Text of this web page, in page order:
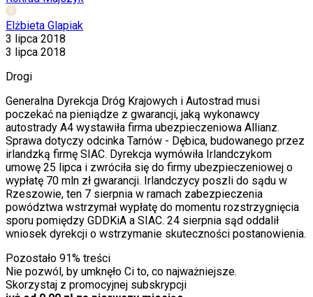
Elżbieta Glapiak
3 lipca 2018
3 lipca 2018
Drogi
Generalna Dyrekcja Dróg Krajowych i Autostrad musi
poczekać na pieniądze z gwarancji, jaką wykonawcy
autostrady A4 wystawiła firma ubezpieczeniowa Allianz.
Sprawa dotyczy odcinka Tarnów - Dębica, budowanego przez
irlandzką firmę SIAC. Dyrekcja wymówiła Irlandczykom
umowę 25 lipca i zwróciła się do firmy ubezpieczeniowej o
wypłatę 70 mln zł gwarancji. Irlandczycy poszli do sądu w
Rzeszowie, ten 7 sierpnia w ramach zabezpieczenia
powództwa wstrzymał wypłatę do momentu rozstrzygnięcia
sporu pomiędzy GDDKiA a SIAC. 24 sierpnia sąd oddalił
wniosek dyrekcji o wstrzymanie skuteczności postanowienia.
Pozostało 91% treści
Nie pozwól, by umknęło Ci to, co najważniejsze.
Skorzystaj z promocyjnej subskrypcji